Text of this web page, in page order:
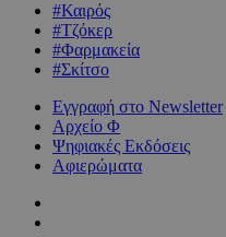
#Καιρός
#Τζόκερ
#Φαρμακεία
#Σκίτσο
Εγγραφή στο Newsletter
Αρχείο Φ
Ψηφιακές Εκδόσεις
Αφιερώματα